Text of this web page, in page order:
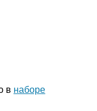
в наборе